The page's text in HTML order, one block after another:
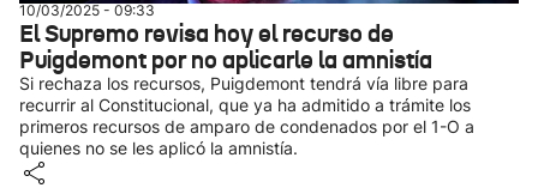
10/03/2025 - 09:33
El Supremo revisa hoy el recurso de
Puigdemont por no aplicarle la amnistía
Si rechaza los recursos, Puigdemont tendrá vía libre para
recurrir al Constitucional, que ya ha admitido a trámite los
primeros recursos de amparo de condenados por el 1-O a
quienes no se les aplicó la amnistía.